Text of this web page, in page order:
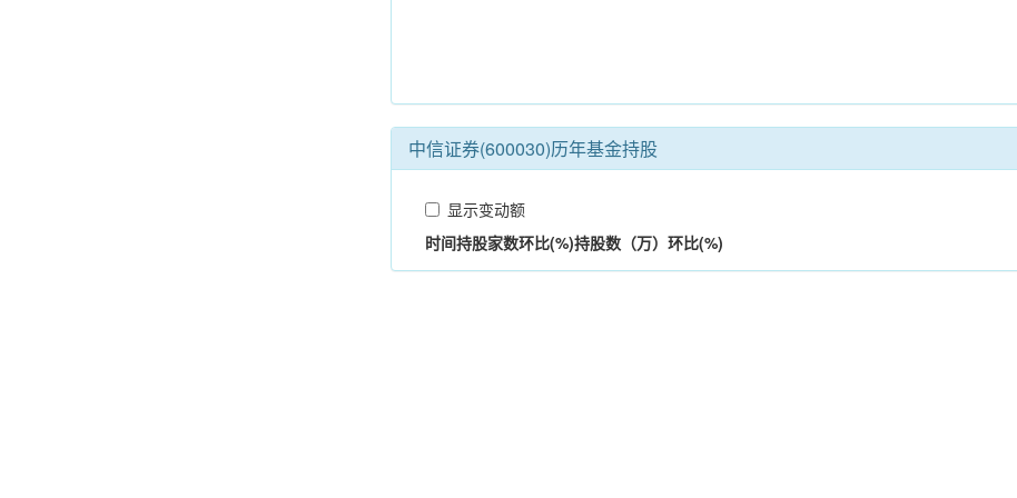
中信证券(600030)历年基金持股
显示变动额
时间持股家数环比(%)持股数（万） 环比(%)